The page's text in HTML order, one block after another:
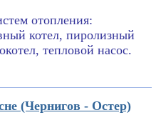
отопления:
котел, пиролизный
тепловой насос.
(Чернигов - Остер)